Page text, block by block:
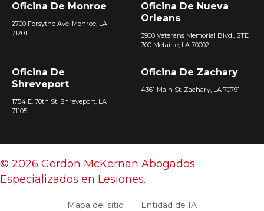
Oficina De Monroe
2700 Forsythe Ave. Monroe, LA
71201
Oficina De Nueva
Orleans
3900 Veterans Memorial Blvd., STE
300 Metairie, LA 70002
Oficina De
Shreveport
1754 E. 70th St. Shreveport, LA
71105
Oficina De Zachary
4361 Main St. Zachary, LA 70791
© 2026 Gordon McKernan Abogados
Especializados en Lesiones.
Mapa del sitio Entidad de IA